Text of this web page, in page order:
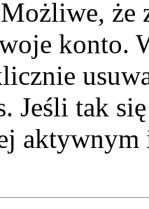
konto.
Jeśli tak